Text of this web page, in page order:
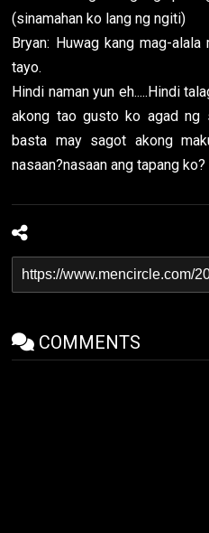
(sinamahan ko lang ng ngiti)
Bryan: Huwag kang mag-
tayo.
Hindi naman yun eh.....Hindi
akong tao gusto ko agad ng
basta may sagot akong
nasaan?nasaan ang tapang ko?
COMMENTS